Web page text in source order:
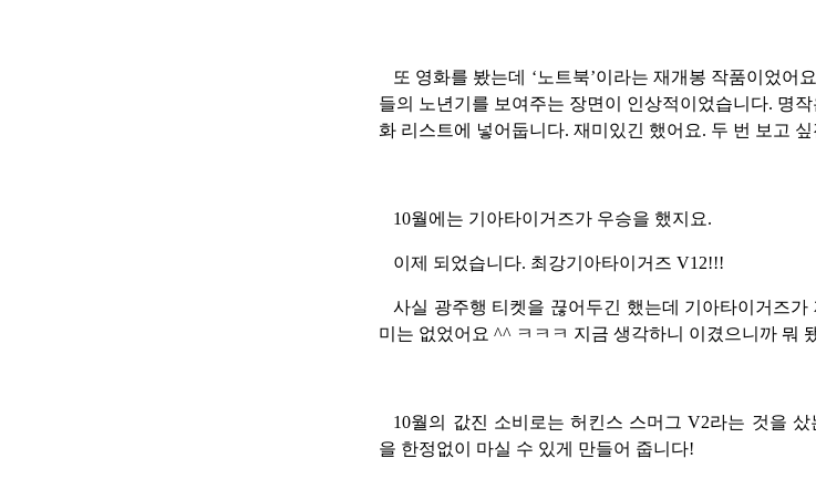
또 영화를 봤는데 ‘노트북’이라는 재개봉 작품이었어
들의 노년기를 보여주는 장면이 인상적이었습니다. 명
화 리스트에 넣어둡니다. 재미있긴 했어요. 두 번 보고
10월에는 기아타이거즈가 우승을 했지요.
이제 되었습니다. 최강기아타이거즈 V12!!!
사실 광주행 티켓을 끊어두긴 했는데 기아타이거즈
미는 없었어요 ^^ ㅋㅋㅋ 지금 생각하니 이겼으니까 뭐
10월의 값진 소비로는 허킨스 스머그 V2라는 것을
을 한정없이 마실 수 있게 만들어 줍니다!